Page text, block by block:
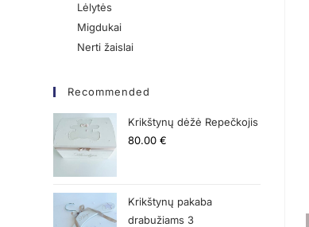
Lėlytės
Migdukai
Nerti žaislai
Recommended
Krikštynų dėžė Repečkojis
80.00€
Krikštynų pakaba
drabužiams 3